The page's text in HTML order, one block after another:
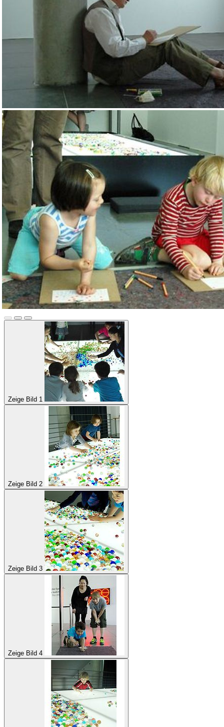
Zeige Bild 1
Zeige Bild 2
Zeige Bild 3
Zeige Bild 4